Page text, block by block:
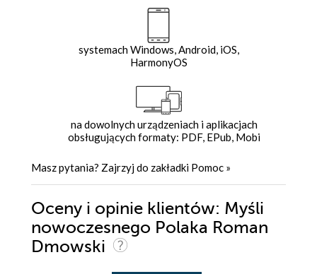
systemach Windows, Android, iOS,
HarmonyOS
na dowolnych urządzeniach i aplikacjach
obsługujących formaty: PDF, EPub, Mobi
Masz pytania? Zajrzyj do zakładki Pomoc »
Oceny i opinie klientów: Myśli
nowoczesnego Polaka Roman
Dmowski